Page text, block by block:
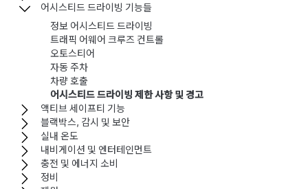
어시스티드 드라이빙 기능들
정보 어시스티드 드라이빙
트래픽 어웨어 크루즈 컨트롤
오토스티어
자동 주차
차량 호출
어시스티드 드라이빙 제한 사항 및 경고
액티브 세이프티 기능
블랙박스, 감시 및 보안
실내 온도
내비게이션 및 엔터테인먼트
충전 및 에너지 소비
정비